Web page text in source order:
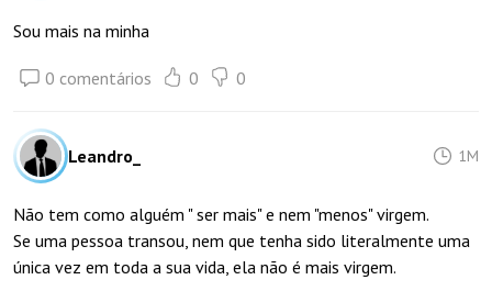
Sou mais na minha
0 comentários 0 0
Leandro_ 1M
Não tem como alguém " ser mais" e nem "menos" virgem.
Se uma pessoa transou, nem que tenha sido literalmente uma
única vez em toda a sua vida, ela não é mais virgem.